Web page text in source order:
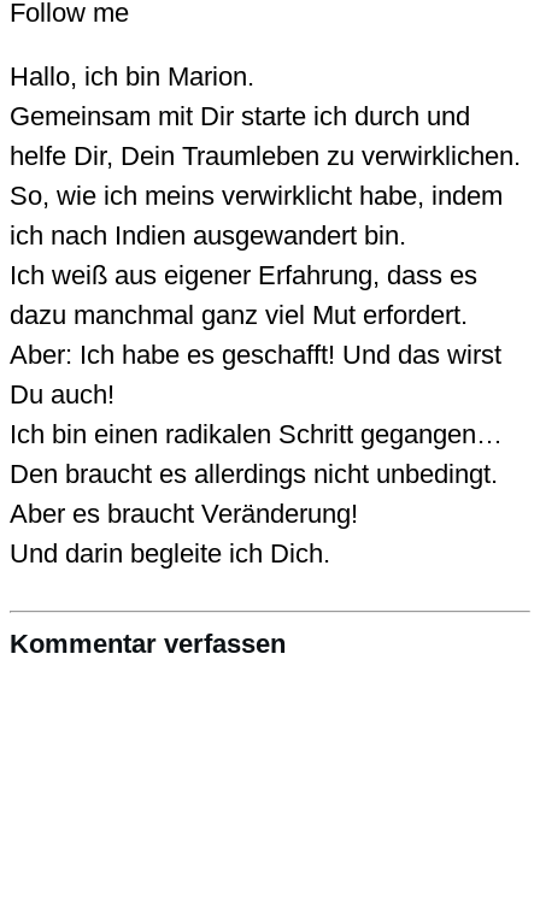
Follow me
Hallo, ich bin Marion.
Gemeinsam mit Dir starte ich durch und
helfe Dir, Dein Traumleben zu verwirklichen.
So, wie ich meins verwirklicht habe, indem
ich nach Indien ausgewandert bin.
Ich weiß aus eigener Erfahrung, dass es
dazu manchmal ganz viel Mut erfordert.
Aber: Ich habe es geschafft! Und das wirst
Du auch!
Ich bin einen radikalen Schritt gegangen…
Den braucht es allerdings nicht unbedingt.
Aber es braucht Veränderung!
Und darin begleite ich Dich.
Kommentar verfassen